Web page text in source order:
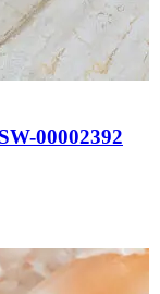
00002392